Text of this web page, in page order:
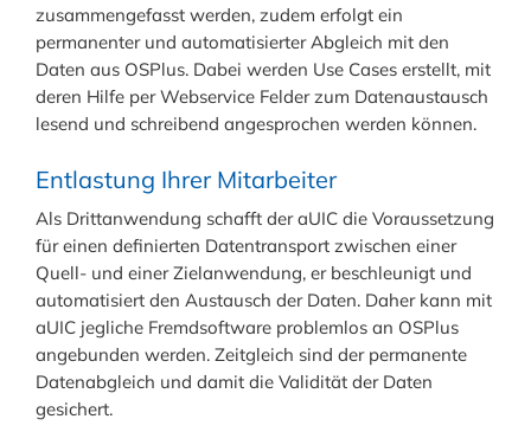
zusammengefasst werden, zudem erfolgt ein
permanenter und automatisierter Abgleich mit den
Daten aus OSPlus. Dabei werden Use Cases erstellt, mit
deren Hilfe per Webservice Felder zum Datenaustausch
lesend und schreibend angesprochen werden können.
Entlastung Ihrer Mitarbeiter
Als Drittanwendung schafft der aUIC die Voraussetzung
für einen definierten Datentransport zwischen einer
Quell- und einer Zielanwendung, er beschleunigt und
automatisiert den Austausch der Daten. Daher kann mit
aUIC jegliche Fremdsoftware problemlos an OSPlus
angebunden werden. Zeitgleich sind der permanente
Datenabgleich und damit die Validität der Daten
gesichert.